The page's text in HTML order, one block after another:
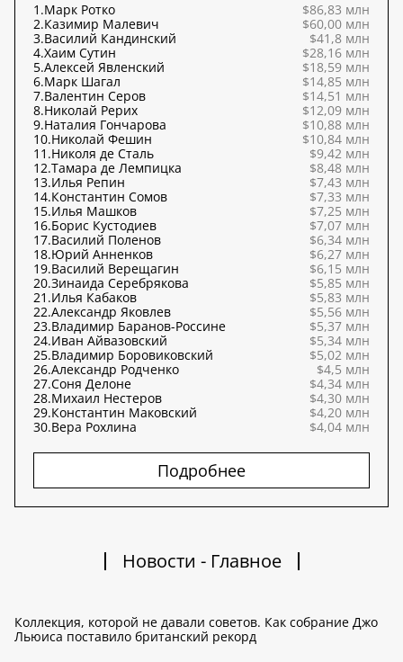
1.Марк Ротко
$86,83 млн
2.Казимир Малевич
$60,00 млн
3.Василий Кандинский
$41,8 млн
4.Хаим Сутин
$28,16 млн
5.Алексей Явленский
$18,59 млн
6.Марк Шагал
$14,85 млн
7.Валентин Серов
$14,51 млн
8.Николай Рерих
$12,09 млн
9.Наталия Гончарова
$10,88 млн
10.Николай Фешин
$10,84 млн
11.Николя де Сталь
$9,42 млн
12.Тамара де Лемпицка
$8,48 млн
13.Илья Репин
$7,43 млн
14.Константин Сомов
$7,33 млн
15.Илья Машков
$7,25 млн
16.Борис Кустодиев
$7,07 млн
17.Василий Поленов
$6,34 млн
18.Юрий Анненков
$6,27 млн
19.Василий Верещагин
$6,15 млн
20.Зинаида Серебрякова
$5,85 млн
21.Илья Кабаков
$5,83 млн
22.Александр Яковлев
$5,56 млн
23.Владимир Баранов-Россине
$5,37 млн
24.Иван Айвазовский
$5,34 млн
25.Владимир Боровиковский
$5,02 млн
26.Александр Родченко
$4,5 млн
27.Соня Делоне
$4,34 млн
28.Михаил Нестеров
$4,30 млн
29.Константин Маковский
$4,20 млн
30.Вера Рохлина $4,04 млн
Подробнее
Новости - Главное
Коллекция, которой не давали советов. Как собрание Джо
Льюиса поставило британский рекорд